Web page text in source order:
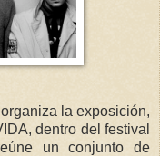
la exposición,
dentro del festival
un conjunto de